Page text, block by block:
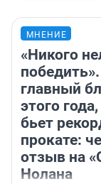
МНЕНИЕ
«Никого
главный
этого
бьет
прокате:
отзыв на
Нолана